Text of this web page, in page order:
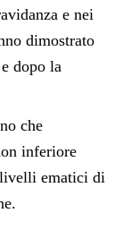
e nei
dimostrato
dopo la
che
inferiore
livelli ematici di